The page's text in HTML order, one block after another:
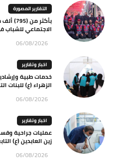
التقارير المصورة
بأكثر
الاجتماعي للشباب
06/08/2026
اخبار وتقارير
خدمات طبية
الزهراء (ع) للبنات
06/08/2026
اخبار وتقارير
عمليات جراحية
زين العابدين (ع)
06/08/2026